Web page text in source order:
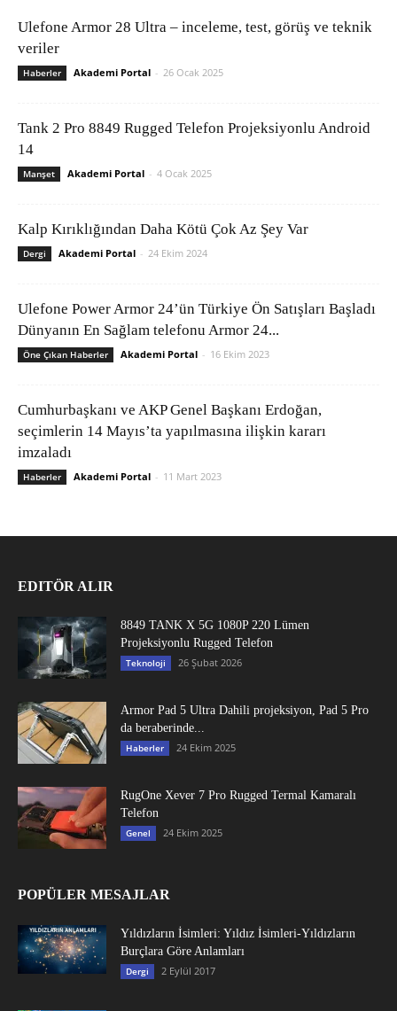
Ulefone Armor 28 Ultra – inceleme, test, görüş ve teknik
veriler
Haberler Akademi Portal - 26 Ocak 2025
Tank 2 Pro 8849 Rugged Telefon Projeksiyonlu Android
14
Manşet Akademi Portal - 4 Ocak 2025
Kalp Kırıklığından Daha Kötü Çok Az Şey Var
Dergi Akademi Portal - 24 Ekim 2024
Ulefone Power Armor 24’ün Türkiye Ön Satışları Başladı
Dünyanın En Sağlam telefonu Armor 24...
Öne Çıkan Haberler Akademi Portal - 16 Ekim 2023
Cumhurbaşkanı ve AKP Genel Başkanı Erdoğan,
seçimlerin 14 Mayıs’ta yapılmasına ilişkin kararı
imzaladı
Haberler Akademi Portal - 11 Mart 2023
EDITÖR ALIR
8849 TANK X 5G 1080P 220 Lümen
Projeksiyonlu Rugged Telefon
Teknoloji 26 Şubat 2026
Armor Pad 5 Ultra Dahili projeksiyon, Pad 5 Pro
da beraberinde...
Haberler 24 Ekim 2025
RugOne Xever 7 Pro Rugged Termal Kamaralı
Telefon
Genel 24 Ekim 2025
POPÜLER MESAJLAR
Yıldızların İsimleri: Yıldız İsimleri-Yıldızların
Burçlara Göre Anlamları
Dergi 2 Eylül 2017